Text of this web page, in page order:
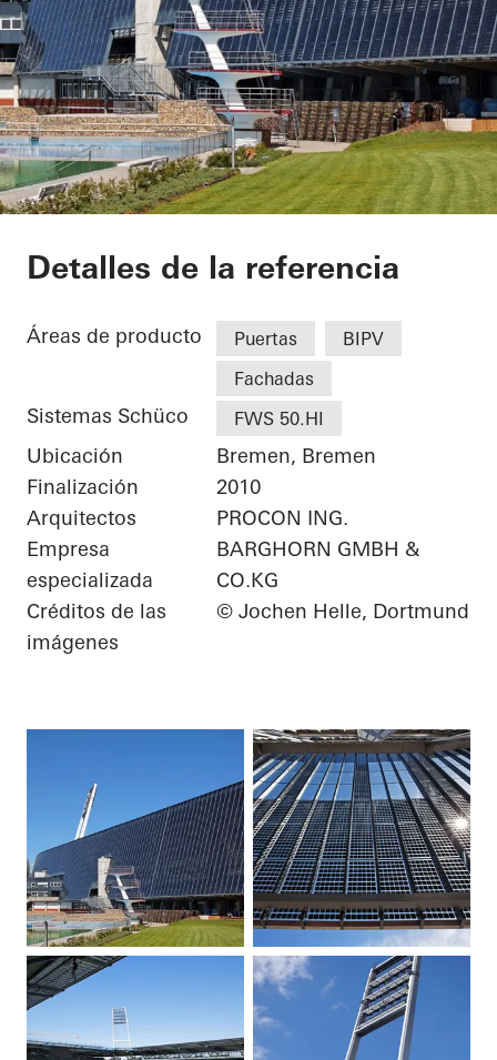
Weserstadion Level
Detalles de la referencia
Áreas de producto Puertas
BIPV
Fachadas
Sistemas Schüco FWS 50.HI
Ubicación
Bremen, Bremen
Finalización
2010
Arquitectos
PROCON ING.
Empresa
especializada
BARGHORN GMBH &
CO.KG
Créditos de las
imágenes
© Jochen Helle, Dortmund